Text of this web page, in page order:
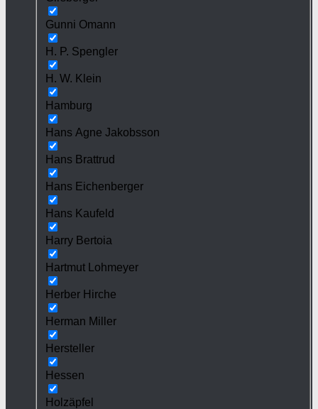
Gunni Omann
H. P. Spengler
H. W. Klein
Hamburg
Hans Agne Jakobsson
Hans Brattrud
Hans Eichenberger
Hans Kaufeld
Harry Bertoia
Hartmut Lohmeyer
Herber Hirche
Herman Miller
Hersteller
Hessen
Holzäpfel